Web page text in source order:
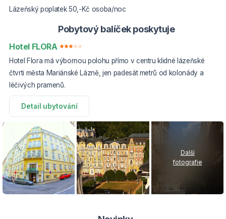
Lázeňský poplatek 50,-Kč osoba/noc
Pobytový balíček poskytuje
Hotel FLORA
Hotel Flora má výbornou polohu přímo v centru klidné lázeňské
čtvrti města Mariánské Lázně, jen padesát metrů od kolonády a
léčivých pramenů.
Detail ubytování
Další
fotografie